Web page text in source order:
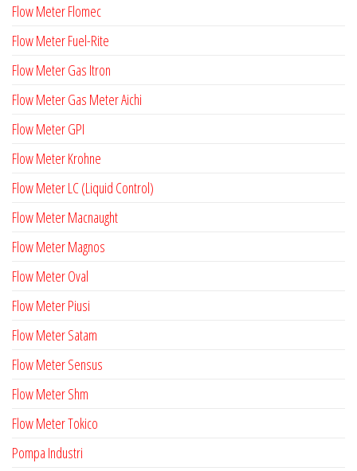
Flow Meter Flomec
Flow Meter Fuel-Rite
Flow Meter Gas Itron
Flow Meter Gas Meter Aichi
Flow Meter GPI
Flow Meter Krohne
Flow Meter LC (Liquid Control)
Flow Meter Macnaught
Flow Meter Magnos
Flow Meter Oval
Flow Meter Piusi
Flow Meter Satam
Flow Meter Sensus
Flow Meter Shm
Flow Meter Tokico
Pompa Industri